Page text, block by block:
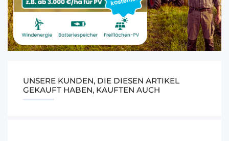
UNSERE KUNDEN, DIE DIESEN ARTIKEL
GEKAUFT HABEN, KAUFTEN AUCH